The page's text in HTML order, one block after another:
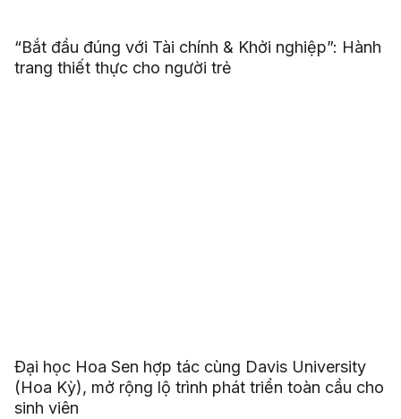
“Bắt đầu đúng với Tài chính & Khởi nghiệp”: Hành
trang thiết thực cho người trẻ
Đại học Hoa Sen hợp tác cùng Davis University
(Hoa Kỳ), mở rộng lộ trình phát triển toàn cầu cho
sinh viên